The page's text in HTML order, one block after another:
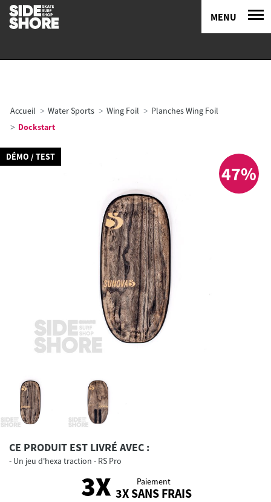
MENU
Accueil Water Sports Wing Foil
Planches Wing Foil
Dockstart
47%
DÉMO / TEST
CE PRODUIT EST LIVRÉ AVEC :
Un jeu d'hexa traction - RS Pro
Paiement
3X SANS FRAIS